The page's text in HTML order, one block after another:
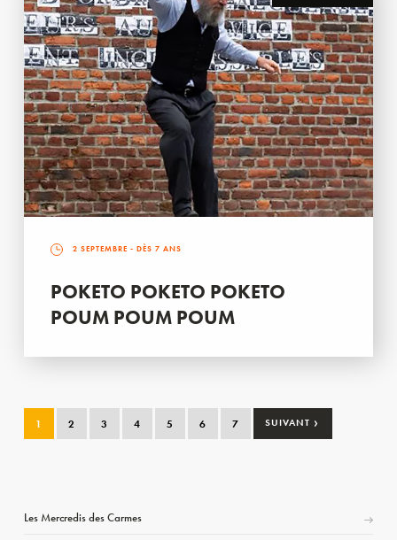
2 SEPTEMBRE - DÈS 7 ANS
POKETO POKETO POKETO
POUM POUM POUM
1 2 3 4 5 6 7 SUIVANT ›
Les Mercredis des Carmes